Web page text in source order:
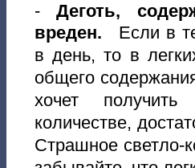
-Деготь,
вреден.
Если в
в день, то в
общего
хочет
количестве,
Страшное светло-